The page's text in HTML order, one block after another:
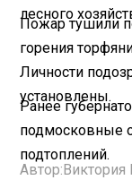
лесного
Пожар тушили
горения
Личности
установлены.
Ранее
подмосковные
подтоплений.
Автор:Виктория